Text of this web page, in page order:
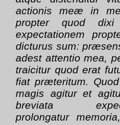
actionis meæ in
propter quod
expectationem
dicturus sum:
adest attentio mea,
traicitur quod erat
fiat præteritum.
magis agitur et
breviata
prolongatur